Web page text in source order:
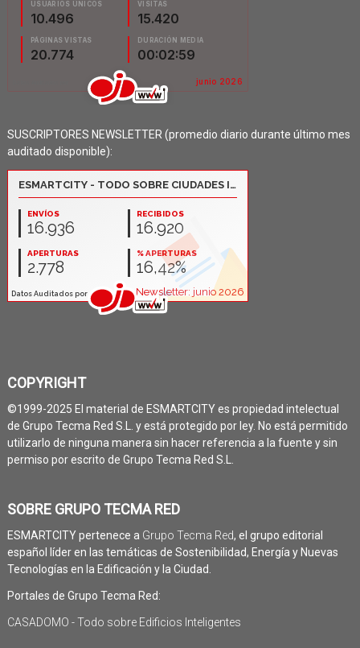
SUSCRIPTORES NEWSLETTER (promedio diario durante último mes
auditado disponible):
COPYRIGHT
©1999-2025 El material de ESMARTCITY es propiedad intelectual
de Grupo Tecma Red S.L. y está protegido por ley. No está permitido
utilizarlo de ninguna manera sin hacer referencia a la fuente y sin
permiso por escrito de Grupo Tecma Red S.L.
SOBRE GRUPO TECMA RED
ESMARTCITY pertenece a Grupo Tecma Red, el grupo editorial
español líder en las temáticas de Sostenibilidad, Energía y Nuevas
Tecnologías en la Edificación y la Ciudad.
Portales de Grupo Tecma Red:
CASADOMO - Todo sobre Edificios Inteligentes